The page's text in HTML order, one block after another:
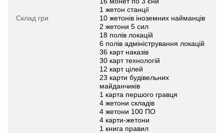
Склад гри
1 жетон станції
10 жетонів іноземних найманців
2 жетони 5 сил
18 полів локацій
6 полів адміністрування локацій
36 карт наказів
30 карт технологій
12 карт цілей
23 карти будівельних
майданчиків
1 карта першого гравця
4 жетони складів
4 жетони 100 ПО
4 карти-жетони
1 книга правил